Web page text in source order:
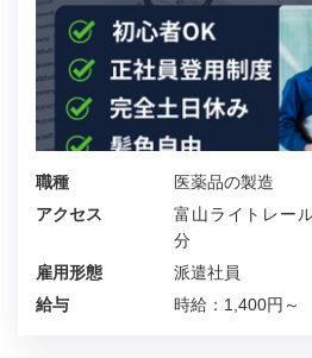
職種
医薬品の製造
アクセス
富山ライトレ
分
雇用形態
派遣社員
給与
時給：1,400円～